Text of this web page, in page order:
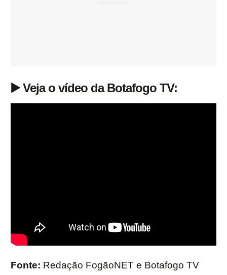
▶️ Veja o vídeo da Botafogo TV:
Fonte: Redação FogãoNET e Botafogo TV